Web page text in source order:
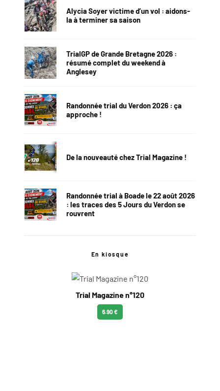
Alycia Soyer victime d’un vol : aidons-
la à terminer sa saison
TrialGP de Grande Bretagne 2026 :
résumé complet du weekend à
Anglesey
Randonnée trial du Verdon 2026 : ça
approche !
De la nouveauté chez Trial Magazine !
Randonnée trial à Boade le 22 août 2026
: les traces des 5 Jours du Verdon se
rouvrent
En kiosque
Trial Magazine n°120
6.90 €